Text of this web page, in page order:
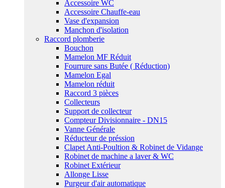
Accessoire WC
Accessoire Chauffe-eau
Vase d'expansion
Manchon d'isolation
Raccord plomberie
Bouchon
Mamelon MF Réduit
Fourrure sans Butée ( Réduction)
Mamelon Egal
Mamelon réduit
Raccord 3 pièces
Collecteurs
Support de collecteur
Compteur Divisionnaire - DN15
Vanne Générale
Réducteur de préssion
Clapet Anti-Poultion & Robinet de Vidange
Robinet de machine a laver & WC
Robinet Extérieur
Allonge Lisse
Purgeur d'air automatique